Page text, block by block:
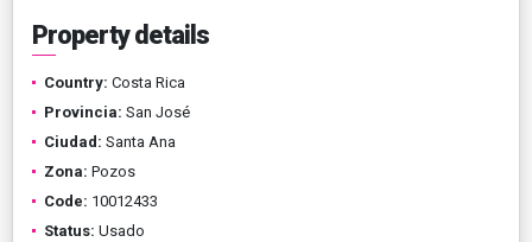
Property details
Country: Costa Rica
Provincia: San José
Ciudad: Santa Ana
Zona: Pozos
Code: 10012433
Status: Usado